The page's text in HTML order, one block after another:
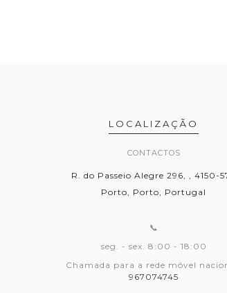
LOCALIZAÇÃO
CONTACTOS
R. do Passeio Alegre 296, , 4150-
Porto, Porto, Portugal
📞
seg. - sex. 8:00 - 18:00
Chamada para a rede móvel
967074745